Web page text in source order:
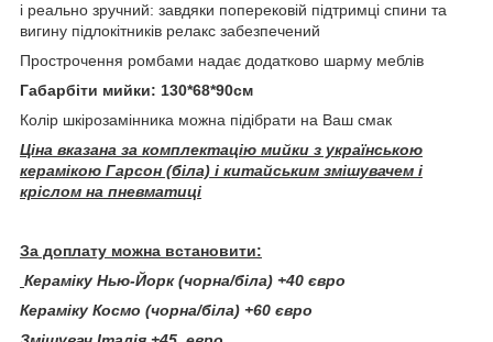
і реально зручний: завдяки поперековій підтримці спини та
вигину підлокітників релакс забезпечений
Прострочення ромбами надає додатково шарму меблів
Габарбіти мийки: 130*68*90см
Колір шкірозамінника можна підібрати на Ваш смак
Ціна вказана за комплектацію мийки з українською
керамікою Гарсон (біла) і китайським змішувачем і
кріслом на пневматиці
За доплату можна встановити:
Кераміку Нью-Йорк (чорна/біла) +40 євро
Кераміку Космо (чорна/біла) +60 євро